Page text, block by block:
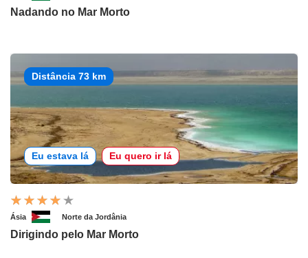
Nadando no Mar Morto
Distância 73 km
Eu estava lá Eu quero ir lá
Ásia Norte da Jordânia
Dirigindo pelo Mar Morto